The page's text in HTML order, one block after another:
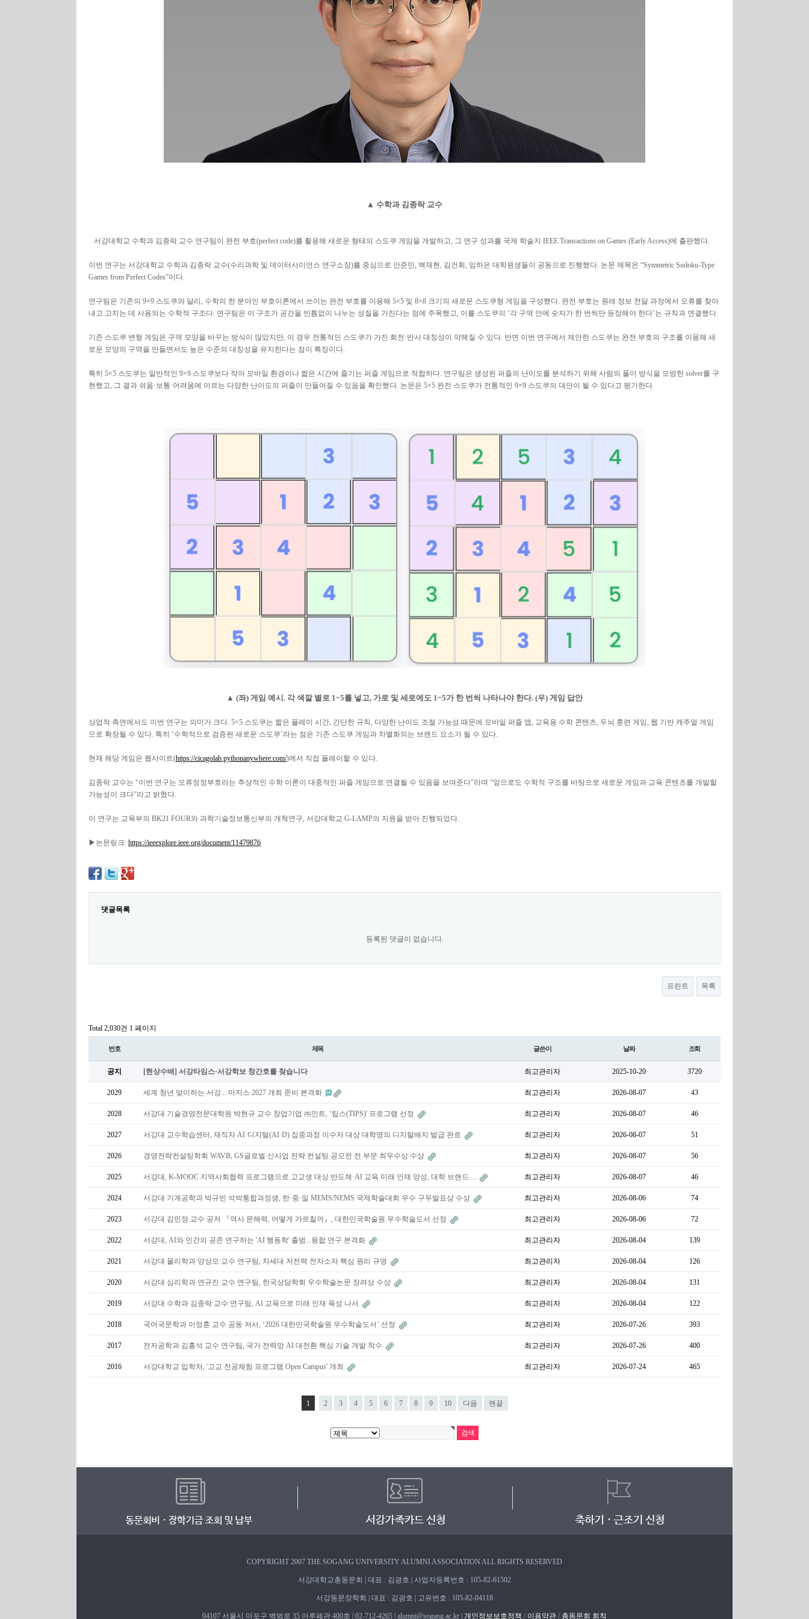
▲ 수학과 김종락 교수
서강대학교 수학과 김종락 교수 연구팀이 완전 부호(perfect code)를 활용해 새로운 형태의 스도쿠 게임을 개발하고, 그 연구 성과를 국제 학술지 IEEE Transactions on Games (Early Access)에 출판했다.
이번 연구는 서강대학교 수학과 김종락 교수(수리과학 및 데이터사이언스 연구소장)를 중심으로 안준민, 백재현, 김건휘, 임하은 대학원생들이 공동으로 진행했다. 논문 제목은 “Symmetric Sudoku-Type
Games from Perfect Codes”이다.
연구팀은 기존의 9×9 스도쿠와 달리, 수학의 한 분야인 부호이론에서 쓰이는 완전 부호를 이용해 5×5 및 8×8 크기의 새로운 스도쿠형 게임을 구성했다. 완전 부호는 원래 정보 전달 과정에서 오류를 찾아
내고 고치는 데 사용되는 수학적 구조다. 연구팀은 이 구조가 공간을 빈틈없이 나누는 성질을 가진다는 점에 주목했고, 이를 스도쿠의 ‘각 구역 안에 숫자가 한 번씩만 등장해야 한다’는 규칙과 연결했다.
기존 스도쿠 변형 게임은 구역 모양을 바꾸는 방식이 많았지만, 이 경우 전통적인 스도쿠가 가진 회전·반사 대칭성이 약해질 수 있다. 반면 이번 연구에서 제안한 스도쿠는 완전 부호의 구조를 이용해 새
로운 모양의 구역을 만들면서도 높은 수준의 대칭성을 유지한다는 점이 특징이다.
특히 5×5 스도쿠는 일반적인 9×9 스도쿠보다 작아 모바일 환경이나 짧은 시간에 즐기는 퍼즐 게임으로 적합하다. 연구팀은 생성된 퍼즐의 난이도를 분석하기 위해 사람의 풀이 방식을 모방한 solver를 구
현했고, 그 결과 쉬움·보통·어려움에 이르는 다양한 난이도의 퍼즐이 만들어질 수 있음을 확인했다. 논문은 5×5 완전 스도쿠가 전통적인 9×9 스도쿠의 대안이 될 수 있다고 평가한다.
▲ (좌) 게임 예시. 각 색깔 별로 1~5를 넣고, 가로 및 세로에도 1~5가 한 번씩 나타나야 한다. (우) 게임 답안
상업적 측면에서도 이번 연구는 의미가 크다. 5×5 스도쿠는 짧은 플레이 시간, 간단한 규칙, 다양한 난이도 조절 가능성 때문에 모바일 퍼즐 앱, 교육용 수학 콘텐츠, 두뇌 훈련 게임, 웹 기반 캐주얼 게임
으로 확장될 수 있다. 특히 ‘수학적으로 검증된 새로운 스도쿠’라는 점은 기존 스도쿠 게임과 차별화되는 브랜드 요소가 될 수 있다.
현재 해당 게임은 웹사이트(https://cicagolab.pythonanywhere.com/)에서 직접 플레이할 수 있다.
김종락 교수는 “이번 연구는 오류정정부호라는 추상적인 수학 이론이 대중적인 퍼즐 게임으로 연결될 수 있음을 보여준다”라며 “앞으로도 수학적 구조를 바탕으로 새로운 게임과 교육 콘텐츠를 개발할
가능성이 크다”라고 밝혔다.
이 연구는 교육부의 BK21 FOUR와 과학기술정보통신부의 개척연구, 서강대학교 G-LAMP의 지원을 받아 진행되었다.
▶논문링크: https://ieeexplore.ieee.org/document/11479876
댓글목록
등록된 댓글이 없습니다.
프린트 목록
Total 2,030건 1 페이지
번호 제목 글쓴이 날짜 조회
공지 [현상수배] 서강타임스·서강학보 창간호를 찾습니다 최고관리자 2025-10-20 3720
2029 세계 청년 맞이하는 서강... 마지스 2027 개최 준비 본격화 최고관리자 2026-08-07 43
2028 서강대 기술경영전문대학원 박현규 교수 창업기업 ㈜인트, ‘팁스(TIPS)' 프로그램 선정 최고관리자 2026-08-07 46
2027 서강대 교수학습센터, 재직자 AI·디지털(AI·D) 집중과정 이수자 대상 대학명의 디지털배지 발급 완료 최고관리자 2026-08-07 51
2026 경영전략컨설팅학회 WAVB, GS글로벌 신사업 전략 컨설팅 공모전 전 부문 최우수상 수상 최고관리자 2026-08-07 56
2025 서강대, K-MOOC 지역사회협력 프로그램으로 고교생 대상 반도체·AI 교육 미래 인재 양성, 대학 브랜드… 최고관리자 2026-08-07 46
2024 서강대 기계공학과 박규빈 석박통합과정생, 한·중·일 MEMS/NEMS 국제학술대회 우수 구두발표상 수상 최고관리자 2026-08-06 74
2023 서강대 김민정 교수 공저 『역사 문해력, 어떻게 가르칠까』, 대한민국학술원 우수학술도서 선정 최고관리자 2026-08-06 72
2022 서강대, AI와 인간의 공존 연구하는 'AI 행동학' 출범...융합 연구 본격화 최고관리자 2026-08-04 139
2021 서강대 물리학과 양상모 교수 연구팀, 차세대 저전력 전자소자 핵심 원리 규명 최고관리자 2026-08-04 126
2020 서강대 심리학과 연규진 교수 연구팀, 한국상담학회 우수학술논문 장려상 수상 최고관리자 2026-08-04 131
2019 서강대 수학과 김종락 교수 연구팀, AI 교육으로 미래 인재 육성 나서 최고관리자 2026-08-04 122
2018 국어국문학과 이정훈 교수 공동 저서, ‘2026 대한민국학술원 우수학술도서’ 선정 최고관리자 2026-07-26 393
2017 전자공학과 김홍석 교수 연구팀, 국가 전력망 AI 대전환 핵심 기술 개발 착수 최고관리자 2026-07-26 400
2016 서강대학교 입학처, '고교 전공체험 프로그램 Open Campus' 개최 최고관리자 2026-07-24 465
1 2 3 4 5 6 7 8 9 10 다음 맨끝
COPYRIGHT 2007 THE SOGANG UNIVERSITY ALUMNI ASSOCIATION ALL RIGHTS RESERVED
서강대학교총동문회 | 대표 : 김광호 | 사업자등록번호 : 105-82-61502
서강동문장학회 | 대표 : 김광호 | 고유번호 : 105-82-04118
04107 서울시 마포구 백범로 35 아루페관 400호 | 02-712-4265 | alumni@sogang.ac.kr | 개인정보보호정책 / 이용약관 / 총동문회 회칙